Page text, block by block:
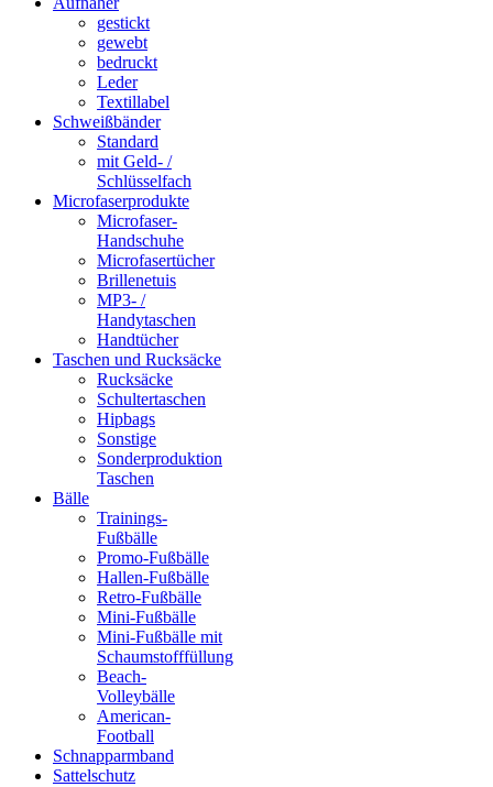
gestickt
gewebt
bedruckt
Leder
Textillabel
Schweißbänder
Standard
mit Geld- /
Schlüsselfach
Microfaserprodukte
Microfaser-
Handschuhe
Microfasertücher
Brillenetuis
MP3- /
Handytaschen
Handtücher
Taschen und Rucksäcke
Rucksäcke
Schultertaschen
Hipbags
Sonstige
Sonderproduktion
Taschen
Bälle
Trainings-
Fußbälle
Promo-Fußbälle
Hallen-Fußbälle
Retro-Fußbälle
Mini-Fußbälle
Mini-Fußbälle mit
Schaumstofffüllung
Beach-
Volleybälle
American-
Football
Schnapparmband
Sattelschutz